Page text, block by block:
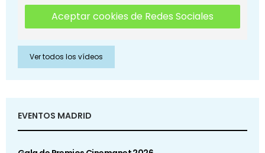
Aceptar cookies de Redes Sociales
Ver todos los vídeos
EVENTOS MADRID